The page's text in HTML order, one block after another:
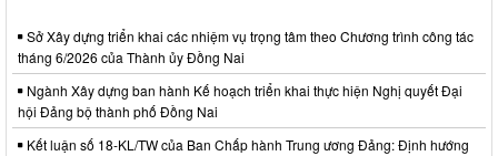
Sở Xây dựng triển khai các nhiệm vụ trọng tâm theo Chương trình công tác
tháng 6/2026 của Thành ủy Đồng Nai
Ngành Xây dựng ban hành Kế hoạch triển khai thực hiện Nghị quyết Đại
hội Đảng bộ thành phố Đồng Nai
Kết luận số 18-KL/TW của Ban Chấp hành Trung ương Đảng: Định hướng